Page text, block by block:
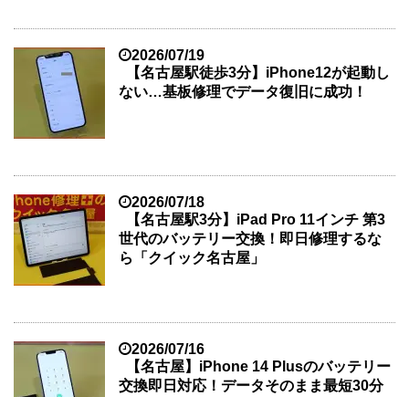
2026/07/19
【名古屋駅徒歩3分】iPhone12が起動し
ない…基板修理でデータ復旧に成功！
2026/07/18
【名古屋駅3分】iPad Pro 11インチ 第3
世代のバッテリー交換！即日修理するな
ら「クイック名古屋」
2026/07/16
【名古屋】iPhone 14 Plusのバッテリー
交換即日対応！データそのまま最短30分